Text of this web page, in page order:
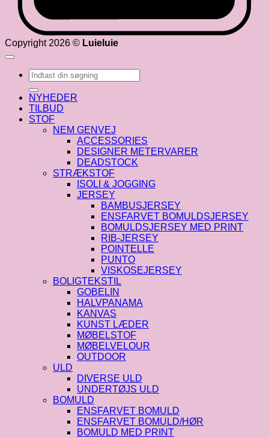
Copyright 2026 © Luieluie
Søg
efter:
NYHEDER
TILBUD
STOF
NEM GENVEJ
ACCESSORIES
DESIGNER METERVARER
DEADSTOCK
STRÆKSTOF
ISOLI & JOGGING
JERSEY
BAMBUSJERSEY
ENSFARVET BOMULDSJERSEY
BOMULDSJERSEY MED PRINT
RIB-JERSEY
POINTELLE
PUNTO
VISKOSEJERSEY
BOLIGTEKSTIL
GOBELIN
HALVPANAMA
KANVAS
KUNST LÆDER
MØBELSTOF
MØBELVELOUR
OUTDOOR
ULD
DIVERSE ULD
UNDERTØJS ULD
BOMULD
ENSFARVET BOMULD
ENSFARVET BOMULD/HØR
BOMULD MED PRINT